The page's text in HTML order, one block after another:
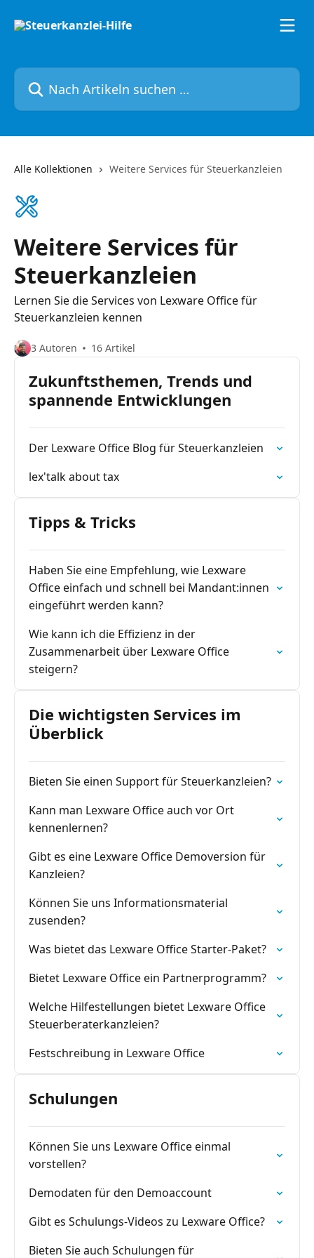
Nach Artikeln suchen …
Alle Kollektionen Weitere Services für Steuerkanzleien
Weitere Services für
Steuerkanzleien
Lernen Sie die Services von Lexware Office für
Steuerkanzleien kennen
3 Autoren 16 Artikel
Zukunftsthemen, Trends und
spannende Entwicklungen
Der Lexware Office Blog für Steuerkanzleien
lex'talk about tax
Tipps & Tricks
Haben Sie eine Empfehlung, wie Lexware
Office einfach und schnell bei Mandant:innen
eingeführt werden kann?
Wie kann ich die Effizienz in der
Zusammenarbeit über Lexware Office
steigern?
Die wichtigsten Services im
Überblick
Bieten Sie einen Support für Steuerkanzleien?
Kann man Lexware Office auch vor Ort
kennenlernen?
Gibt es eine Lexware Office Demoversion für
Kanzleien?
Können Sie uns Informationsmaterial
zusenden?
Was bietet das Lexware Office Starter-Paket?
Bietet Lexware Office ein Partnerprogramm?
Welche Hilfestellungen bietet Lexware Office
Steuerberaterkanzleien?
Festschreibung in Lexware Office
Schulungen
Können Sie uns Lexware Office einmal
vorstellen?
Demodaten für den Demoaccount
Gibt es Schulungs-Videos zu Lexware Office?
Bieten Sie auch Schulungen für